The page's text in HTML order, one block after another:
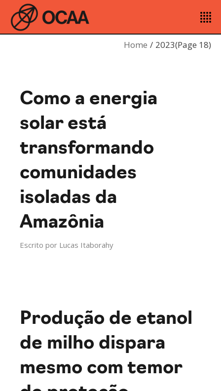
Home 2023(Page 18)
Como a energia
solar está
transformando
comunidades
isoladas da
Amazônia
Escrito por Lucas Itaborahy
Produção de etanol
de milho dispara
mesmo com temor